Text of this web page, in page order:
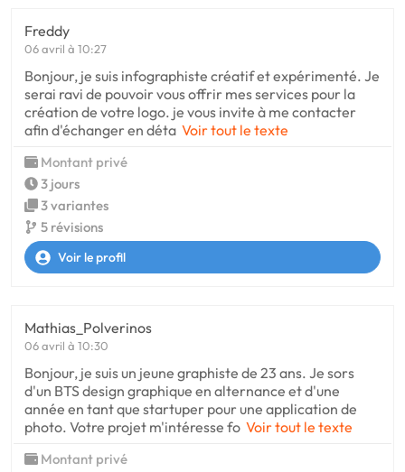
Freddy
06 avril à 10:27
Bonjour, je suis infographiste créatif et expérimenté. Je
serai ravi de pouvoir vous offrir mes services pour la
création de votre logo. je vous invite à me contacter
afin d'échanger en déta Voir tout le texte
Montant privé
3 jours
3 variantes
5 révisions
Voir le profil
Mathias_Polverinos
06 avril à 10:30
Bonjour, je suis un jeune graphiste de 23 ans. Je sors
d'un BTS design graphique en alternance et d'une
année en tant que startuper pour une application de
photo. Votre projet m'intéresse fo Voir tout le texte
Montant privé